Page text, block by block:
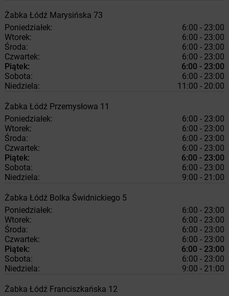
Żabka Łódź Marysińska 73
Poniedziałek:
6:00 - 23:00
Wtorek:
6:00 - 23:00
Środa:
6:00 - 23:00
Czwartek:
6:00 - 23:00
Piątek:
6:00 - 23:00
Sobota:
6:00 - 23:00
Niedziela:
11:00 - 20:00
Żabka Łódź Przemysłowa 11
Poniedziałek:
6:00 - 23:00
Wtorek:
6:00 - 23:00
Środa:
6:00 - 23:00
Czwartek:
6:00 - 23:00
Piątek:
6:00 - 23:00
Sobota:
6:00 - 23:00
Niedziela:
9:00 - 21:00
Żabka Łódź Bolka Świdnickiego 5
Poniedziałek:
6:00 - 23:00
Wtorek:
6:00 - 23:00
Środa:
6:00 - 23:00
Czwartek:
6:00 - 23:00
Piątek:
6:00 - 23:00
Sobota:
6:00 - 23:00
Niedziela:
9:00 - 21:00
Żabka Łódź Franciszkańska 12